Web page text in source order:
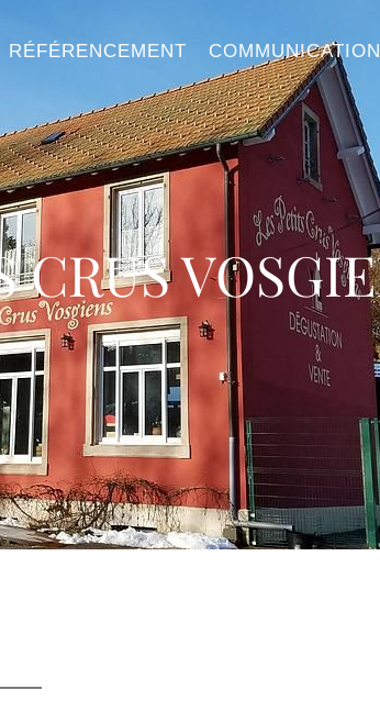
RÉFÉRENCEMENT COMMUNICATION
CRUS